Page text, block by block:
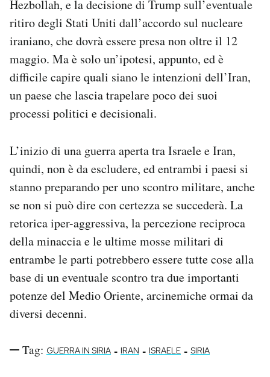
Hezbollah, e la decisione di Trump sull’eventuale
ritiro degli Stati Uniti dall’accordo sul nucleare
iraniano, che dovrà essere presa non oltre il 12
maggio. Ma è solo un’ipotesi, appunto, ed è
difficile capire quali siano le intenzioni dell’Iran,
un paese che lascia trapelare poco dei suoi
processi politici e decisionali.
L’inizio di una guerra aperta tra Israele e Iran,
quindi, non è da escludere, ed entrambi i paesi si
stanno preparando per uno scontro militare, anche
se non si può dire con certezza se succederà. La
retorica iper-aggressiva, la percezione reciproca
della minaccia e le ultime mosse militari di
entrambe le parti potrebbero essere tutte cose alla
base di un eventuale scontro tra due importanti
potenze del Medio Oriente, arcinemiche ormai da
diversi decenni.
Tag: GUERRA IN SIRIA - IRAN - ISRAELE - SIRIA